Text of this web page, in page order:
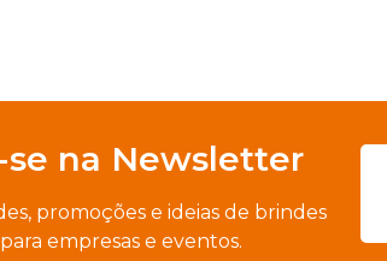
se na Newsletter
promoções e ideias de brindes
empresas e eventos.